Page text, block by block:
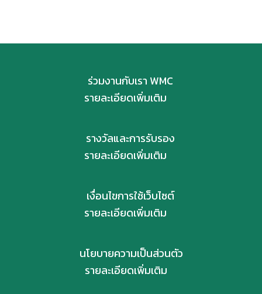
ร่วมงานกับเรา WMC
รายละเอียดเพิ่มเติม
รางวัลและการรับรอง
รายละเอียดเพิ่มเติม
เงื่อนไขการใช้เว็บไซต์
รายละเอียดเพิ่มเติม
นโยบายความเป็นส่วนตัว
รายละเอียดเพิ่มเติม